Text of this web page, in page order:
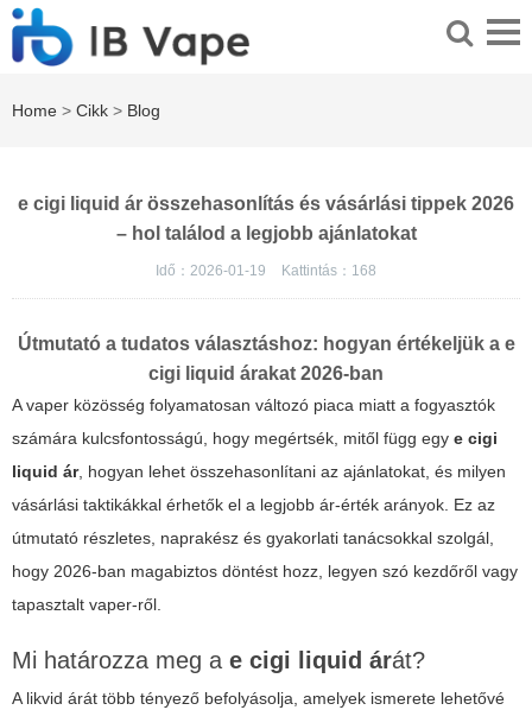
Home > Cikk > Blog
e cigi liquid ár összehasonlítás és vásárlási tippek 2026
– hol találod a legjobb ajánlatokat
Idő：2026-01-19 Kattintás： 168
Útmutató a tudatos választáshoz: hogyan értékeljük a e
cigi liquid árakat 2026-ban
A vaper közösség folyamatosan változó piaca miatt a fogyasztók
számára kulcsfontosságú, hogy megértsék, mitől függ egy e cigi
liquid ár, hogyan lehet összehasonlítani az ajánlatokat, és milyen
vásárlási taktikákkal érhetők el a legjobb ár-érték arányok. Ez az
útmutató részletes, naprakész és gyakorlati tanácsokkal szolgál,
hogy 2026-ban magabiztos döntést hozz, legyen szó kezdőről vagy
tapasztalt vaper-ről.
Mi határozza meg a e cigi liquid árát?
A likvid árát több tényező befolyásolja, amelyek ismerete lehetővé